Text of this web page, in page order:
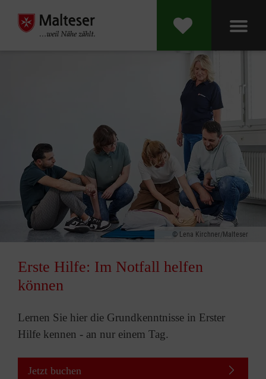
Lena Kirchner/Malteser
Erste Hilfe: Im Notfall helfen
können
Lernen Sie hier die Grundkenntnisse in Erster
Hilfe kennen - an nur einem Tag.
Jetzt buchen